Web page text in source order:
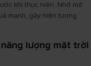
khi thực hiện. Nhớ mở
mạnh, gây hiện tượng
lượng mặt trời